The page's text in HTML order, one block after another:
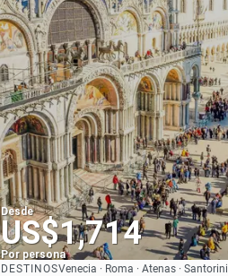
Desde
US$1,714
Por persona
DESTINOSVenecia · Roma · Atenas · Santorini